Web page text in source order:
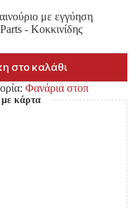
με εγγύηση
- Κοκκινίδης
στο καλάθι
Φανάρια στοπ
κάρτα